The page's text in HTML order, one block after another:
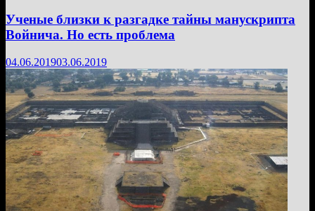
Ученые близки к разгадке тайны манускрипта
Войнича. Но есть проблема
04.06.201903.06.2019